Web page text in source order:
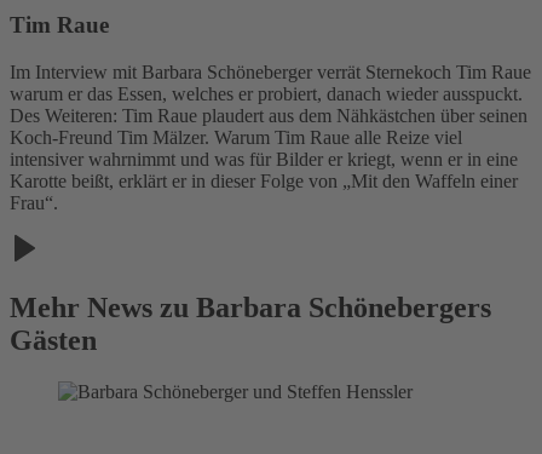
Tim Raue
Im Interview mit Barbara Schöneberger verrät Sternekoch Tim Raue
warum er das Essen, welches er probiert, danach wieder ausspuckt.
Des Weiteren: Tim Raue plaudert aus dem Nähkästchen über seinen
Koch-Freund Tim Mälzer. Warum Tim Raue alle Reize viel
intensiver wahrnimmt und was für Bilder er kriegt, wenn er in eine
Karotte beißt, erklärt er in dieser Folge von „Mit den Waffeln einer
Frau“.
Mehr News zu Barbara Schönebergers
Gästen